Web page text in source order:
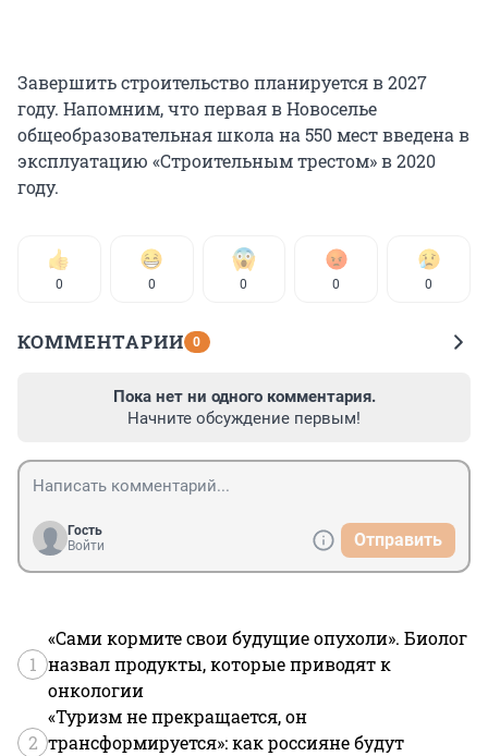
Завершить строительство планируется в 2027
году. Напомним, что первая в Новоселье
общеобразовательная школа на 550 мест введена в
эксплуатацию «Строительным трестом» в 2020
году.
0 0 0 0 0
КОММЕНТАРИИ 0
Пока нет ни одного комментария.
Начните обсуждение первым!
Гость
Войти
Отправить
1
«Сами кормите свои будущие опухоли». Биолог
назвал продукты, которые приводят к
онкологии
2
«Туризм не прекращается, он
трансформируется»: как россияне будут